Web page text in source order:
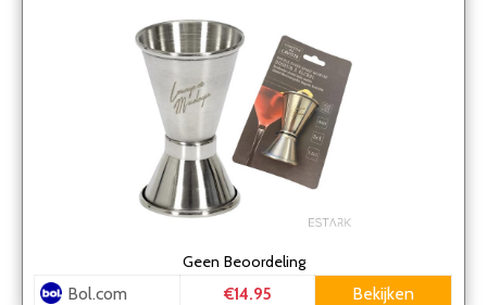
Barmaatje – Drankmaatje – RVS Barmaat – RVS –
Cocktail Maatje…
Geen Beoordeling
Bol.com €14.95 Bekijken